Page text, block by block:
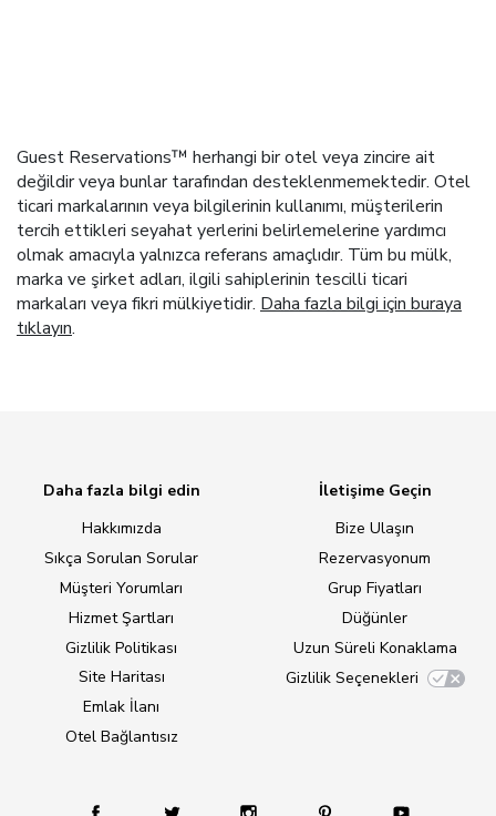
Guest Reservations™ herhangi bir otel veya zincire ait
değildir veya bunlar tarafından desteklenmemektedir. Otel
ticari markalarının veya bilgilerinin kullanımı, müşterilerin
tercih ettikleri seyahat yerlerini belirlemelerine yardımcı
olmak amacıyla yalnızca referans amaçlıdır. Tüm bu mülk,
marka ve şirket adları, ilgili sahiplerinin tescilli ticari
markaları veya fikri mülkiyetidir. Daha fazla bilgi için buraya
tıklayın.
Daha fazla bilgi edin
Hakkımızda
Sıkça Sorulan Sorular
Müşteri Yorumları
Hizmet Şartları
Gizlilik Politikası
Site Haritası
Emlak İlanı
Otel Bağlantısız
İletişime Geçin
Bize Ulaşın
Rezervasyonum
Grup Fiyatları
Düğünler
Uzun Süreli Konaklama
Gizlilik Seçenekleri